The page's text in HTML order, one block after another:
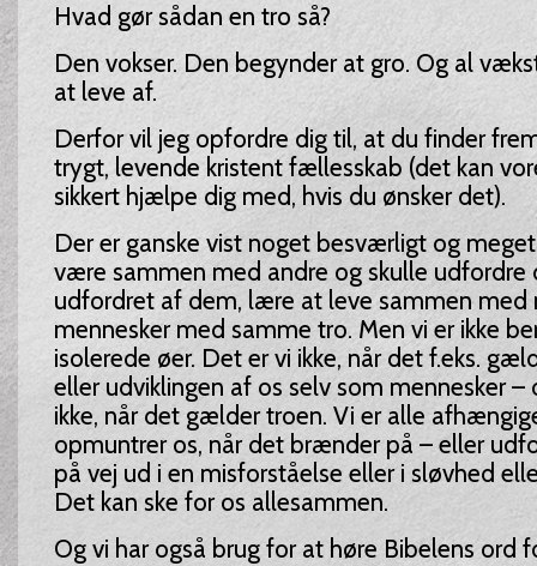
Hvad gør sådan en tro så?
Den vokser. Den begynder at gro. Og al
at leve af.
Derfor vil jeg opfordre dig til, at du finder
trygt, levende kristent fællesskab (det kan
sikkert hjælpe dig med, hvis du ønsker det).
Der er ganske vist noget besværligt og
være sammen med andre og skulle udfordre
udfordret af dem, lære at leve sammen med
mennesker med samme tro. Men vi er ikke
isolerede øer. Det er vi ikke, når det f.eks.
eller udviklingen af os selv som mennesker –
ikke, når det gælder troen. Vi er alle
opmuntrer os, når det brænder på – eller
på vej ud i en misforståelse eller i sløvhed
Det kan ske for os allesammen.
Og vi har også brug for at høre Bibelens ord